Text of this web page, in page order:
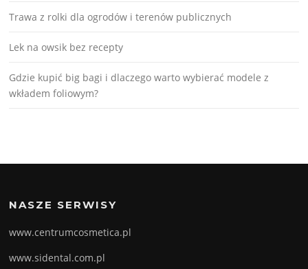
Trawa z rolki dla ogrodów i terenów publicznych
Lek na owsik bez recepty
Gdzie kupić big bagi i dlaczego warto wybierać modele z
wkładem foliowym?
NASZE SERWISY
www.centrumcosmetica.pl
www.sidental.com.pl